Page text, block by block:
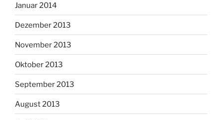
Januar 2014
Dezember 2013
November 2013
Oktober 2013
September 2013
August 2013